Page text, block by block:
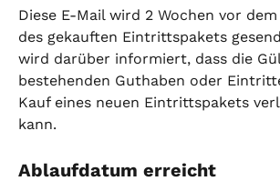
Diese E-Mail wird 2 Wochen vor
des gekauften Eintrittspakets
wird darüber informiert, dass die
bestehenden Guthaben oder
Kauf eines neuen Eintrittspakets
kann.
Ablaufdatum erreicht